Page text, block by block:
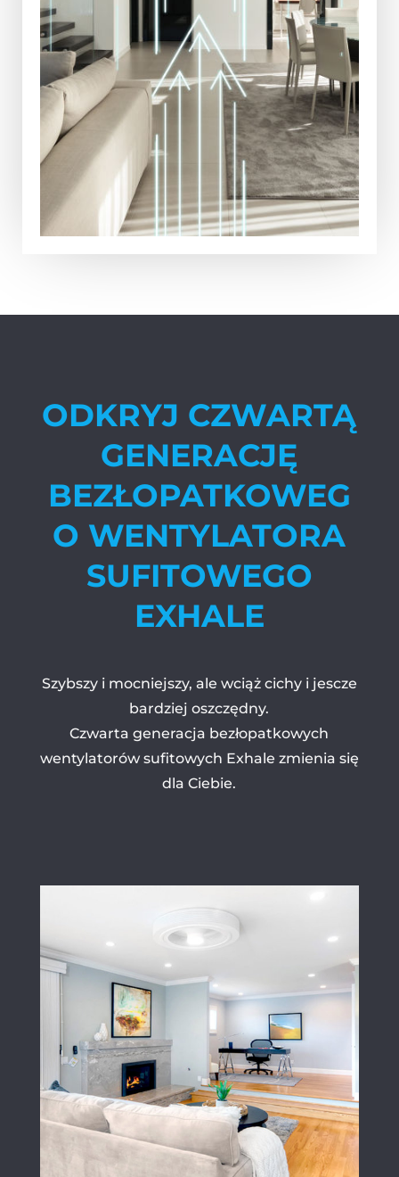
ODKRYJ CZWARTĄ
GENERACJĘ
BEZŁOPATKOWEG
O WENTYLATORA
SUFITOWEGO
EXHALE
Szybszy i mocniejszy, ale wciąż cichy i jescze
bardziej oszczędny.
Czwarta generacja bezłopatkowych
wentylatorów sufitowych Exhale zmienia się
dla Ciebie.